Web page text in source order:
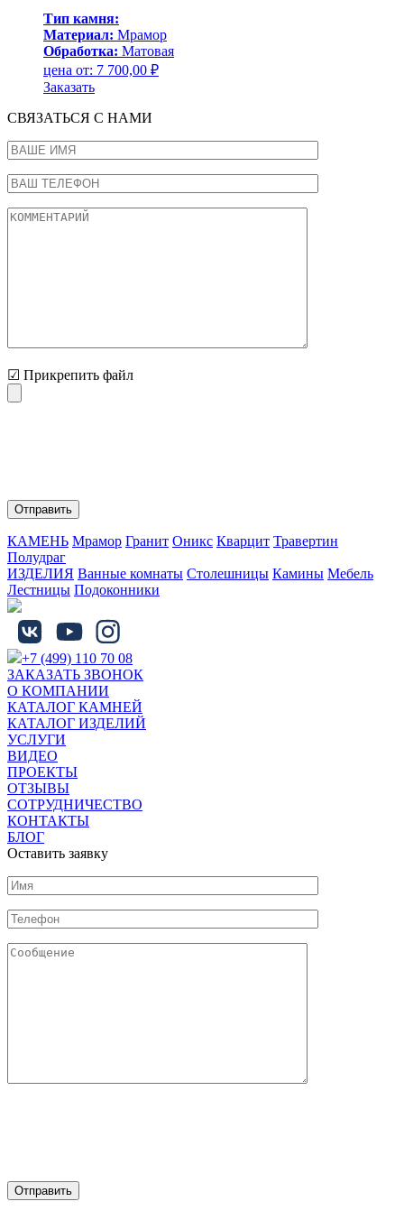
Тип камня:
Материал: Мрамор
Обработка: Матовая
цена от: 7 700,00 ₽
Заказать
СВЯЗАТЬСЯ С НАМИ
☑ Прикрепить файл
КАМЕНЬ Мрамор Гранит Оникс Кварцит Травертин
Полудраг
ИЗДЕЛИЯ Ванные комнаты Столешницы Камины Мебель
Лестницы Подоконники
+7 (499) 110 70 08
ЗАКАЗАТЬ ЗВОНОК
О КОМПАНИИ
КАТАЛОГ КАМНЕЙ
КАТАЛОГ ИЗДЕЛИЙ
УСЛУГИ
ВИДЕО
ПРОЕКТЫ
ОТЗЫВЫ
СОТРУДНИЧЕСТВО
КОНТАКТЫ
БЛОГ
Оставить заявку